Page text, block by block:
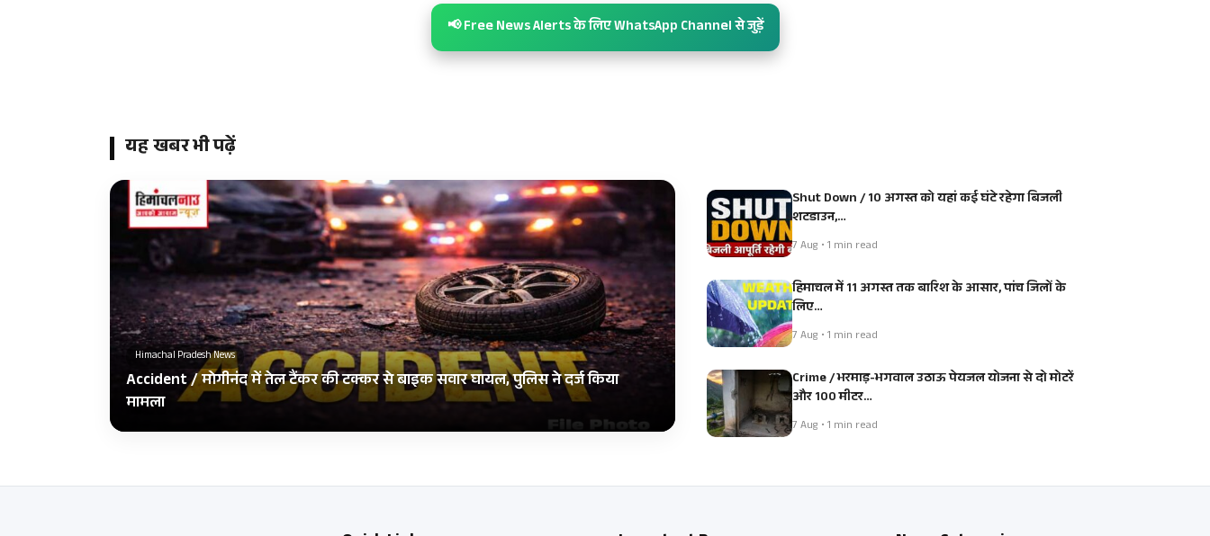
📢 Free News Alerts के लिए WhatsApp Channel से जुड़ें
यह खबर भी पढ़ें
Himachal Pradesh News
Accident / मोगीनंद में तेल टैंकर की टक्कर से बाइक सवार घायल, पुलिस ने दर्ज किया
मामला
Shut Down / 10 अगस्त को यहां कई घंटे रहेगा बिजली
शटडाउन,…
7 Aug • 1 min read
हिमाचल में 11 अगस्त तक बारिश के आसार, पांच जिलों के
लिए…
7 Aug • 1 min read
Crime / भरमाड़-भगवाल उठाऊ पेयजल योजना से दो मोटरें
और 100 मीटर…
7 Aug • 1 min read